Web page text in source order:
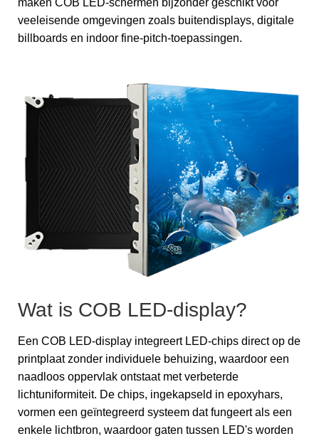
maken COB LED-schermen bijzonder geschikt voor
veeleisende omgevingen zoals buitendisplays, digitale
billboards en indoor fine-pitch-toepassingen.
Wat is COB LED-display?
Een COB LED-display integreert LED-chips direct op de
printplaat zonder individuele behuizing, waardoor een
naadloos oppervlak ontstaat met verbeterde
lichtuniformiteit. De chips, ingekapseld in epoxyhars,
vormen een geïntegreerd systeem dat fungeert als een
enkele lichtbron, waardoor gaten tussen LED's worden